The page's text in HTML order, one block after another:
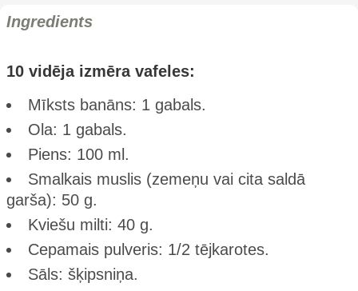
Ingredients
10 vidēja izmēra vafeles:
Mīksts banāns: 1 gabals.
Ola: 1 gabals.
Piens: 100 ml.
Smalkais muslis (zemeņu vai cita saldā
garša): 50 g.
Kviešu milti: 40 g.
Cepamais pulveris: 1/2 tējkarotes.
Sāls: šķipsniņa.